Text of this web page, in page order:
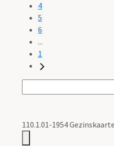
4
5
6
...
1
110.1.01-1954